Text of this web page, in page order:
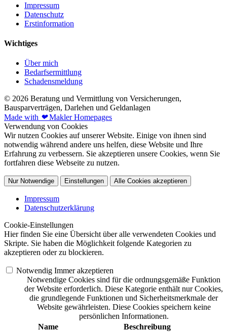
Impressum
Datenschutz
Erstinformation
Wichtiges
Über mich
Bedarfsermittlung
Schadensmeldung
© 2026 Beratung und Vermittlung von Versicherungen,
Bausparverträgen, Darlehen und Geldanlagen
Made with ❤Makler Homepages
Verwendung von Cookies
Wir nutzen Cookies auf unserer Website. Einige von ihnen sind
notwendig während andere uns helfen, diese Website und Ihre
Erfahrung zu verbessern. Sie akzeptieren unsere Cookies, wenn Sie
fortfahren diese Webseite zu nutzen.
Nur Notwendige Einstellungen Alle Cookies akzeptieren
Impressum
Datenschutzerklärung
Cookie-Einstellungen
Hier finden Sie eine Übersicht über alle verwendeten Cookies und
Skripte. Sie haben die Möglichkeit folgende Kategorien zu
akzeptieren oder zu blockieren.
Notwendig Immer akzeptieren
Notwendige Cookies sind für die ordnungsgemäße Funktion
der Website erforderlich. Diese Kategorie enthält nur Cookies,
die grundlegende Funktionen und Sicherheitsmerkmale der
Website gewährleisten. Diese Cookies speichern keine
persönlichen Informationen.
Name
Beschreibung